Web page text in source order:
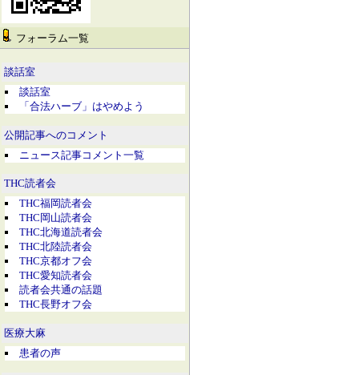
フォーラム一覧
談話室
談話室
「合法ハーブ」はやめよう
公開記事へのコメント
ニュース記事コメント一覧
THC読者会
THC福岡読者会
THC岡山読者会
THC北海道読者会
THC北陸読者会
THC京都オフ会
THC愛知読者会
読者会共通の話題
THC長野オフ会
医療大麻
患者の声